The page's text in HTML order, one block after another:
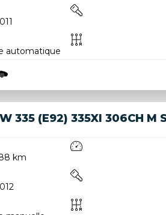
automatique
335 (E92) 335XI 306CH M
km